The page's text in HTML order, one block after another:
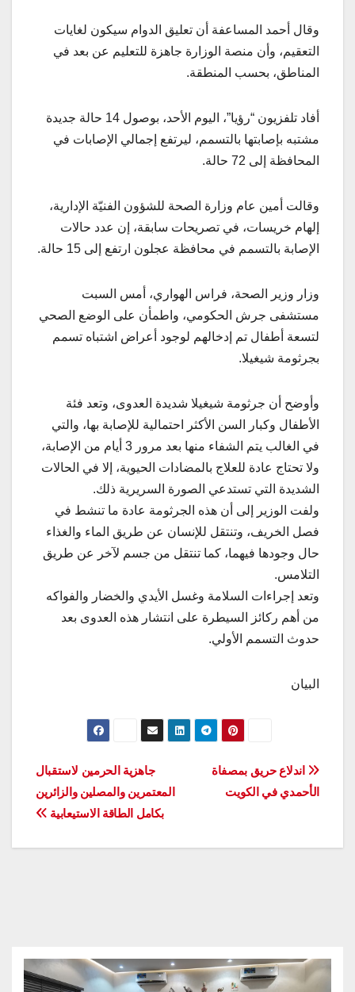
وقال أحمد المساعفة أن تعليق الدوام سيكون لغايات
التعقيم، وأن منصة الوزارة جاهزة للتعليم عن بعد في
المناطق، بحسب المنطقة.
أفاد تلفزيون “رؤيا”، اليوم الأحد، بوصول 14 حالة جديدة
مشتبه بإصابتها بالتسمم، ليرتفع إجمالي الإصابات في
المحافظة إلى 72 حالة.
وقالت أمين عام وزارة الصحة للشؤون الفنيّة الإدارية،
إلهام خريسات، في تصريحات سابقة، إن عدد حالات
الإصابة بالتسمم في محافظة عجلون ارتفع إلى 15 حالة.
وزار وزير الصحة، فراس الهواري، أمس السبت
مستشفى جرش الحكومي، واطمأن على الوضع الصحي
لتسعة أطفال تم إدخالهم لوجود أعراض اشتباه تسمم
بجرثومة شيغيلا.
وأوضح أن جرثومة شيغيلا شديدة العدوى، وتعد فئة
الأطفال وكبار السن الأكثر احتمالية للإصابة بها، والتي
في الغالب يتم الشفاء منها بعد مرور 3 أيام من الإصابة،
ولا تحتاج عادة للعلاج بالمضادات الحيوية، إلا في الحالات
الشديدة التي تستدعي الصورة السريرية ذلك.
ولفت الوزير إلى أن هذه الجرثومة عادة ما تنشط في
فصل الخريف، وتنتقل للإنسان عن طريق الماء والغذاء
حال وجودها فيهما، كما تنتقل من جسم لآخر عن طريق
التلامس.
وتعد إجراءات السلامة وغسل الأيدي والخضار والفواكه
من أهم ركائز السيطرة على انتشار هذه العدوى بعد
حدوث التسمم الأولي.
البيان
تصفّح
المقالات
جاهزية الحرمين لاستقبال
المعتمرين والمصلين والزائرين
بكامل الطاقة الاستيعابية
اندلاع حريق بمصفاة
الأحمدي في الكويت